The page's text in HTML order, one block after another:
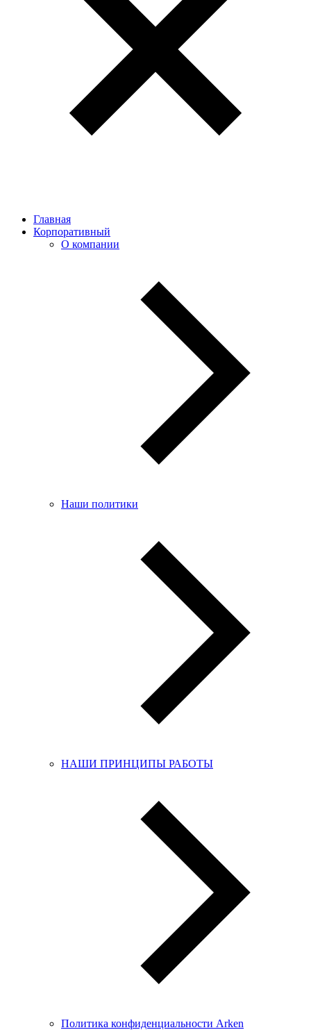
Главная
Корпоративный
О компании
Наши политики
НАШИ ПРИНЦИПЫ РАБОТЫ
Политика конфиденциальности Arken